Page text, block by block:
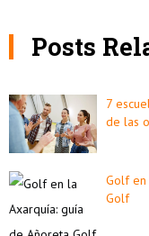
Posts
7
de las
Golf en
Golf